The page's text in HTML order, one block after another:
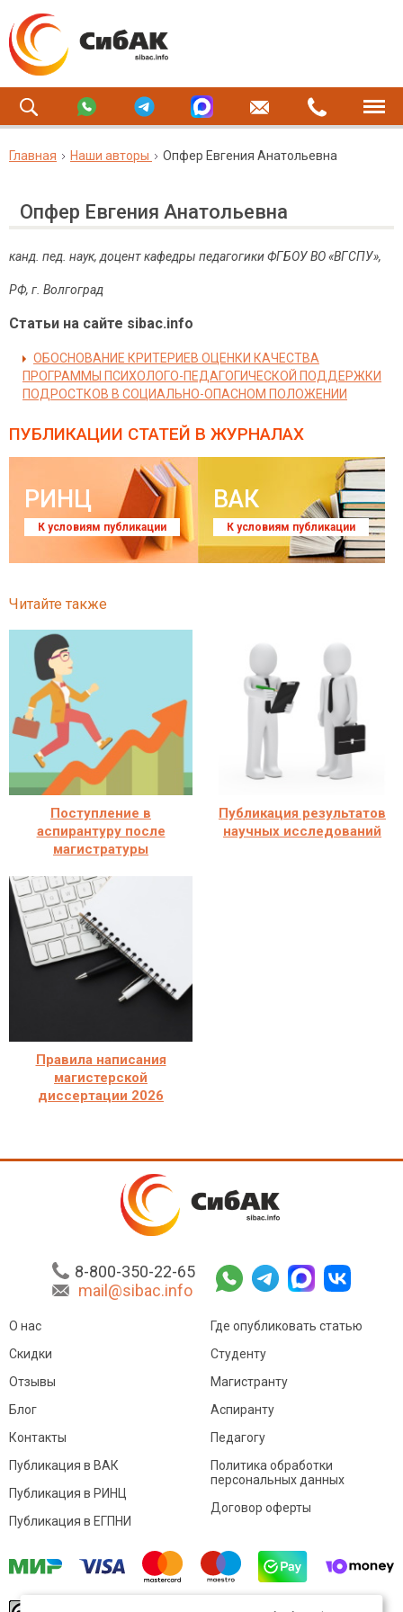
Главная Наши авторы Опфер Евгения Анатольевна
Опфер Евгения Анатольевна
канд. пед. наук, доцент кафедры педагогики ФГБОУ ВО «ВГСПУ»,
РФ, г. Волгоград
Статьи на сайте sibac.info
ОБОСНОВАНИЕ КРИТЕРИЕВ ОЦЕНКИ КАЧЕСТВА
ПРОГРАММЫ ПСИХОЛОГО-ПЕДАГОГИЧЕСКОЙ ПОДДЕРЖКИ
ПОДРОСТКОВ В СОЦИАЛЬНО-ОПАСНОМ ПОЛОЖЕНИИ
ПУБЛИКАЦИИ СТАТЕЙ В ЖУРНАЛАХ
РИНЦ
К условиям публикации
ВАК
К условиям публикации
Читайте также
Поступление в
аспирантуру после
магистратуры
Публикация результатов
научных исследований
Правила написания
магистерской
диссертации 2026
8-800-350-22-65
mail@sibac.info
О нас
Скидки
Отзывы
Блог
Контакты
Где опубликовать статью
Студенту
Магистранту
Аспиранту
Педагогу
Публикация в ВАК
Публикация в РИНЦ
Публикация в ЕГПНИ
Политика обработки
персональных данных
Договор оферты